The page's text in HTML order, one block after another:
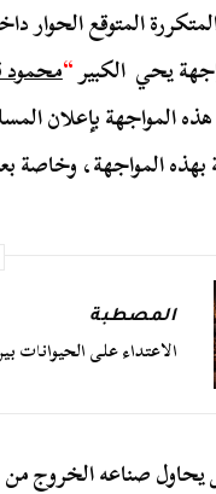
المتوقع الحوار
يحي الكبير“محمود
المواجهة بإعلان
بهذه المواجهة،
المصطبة
الاعتداء على الحيوانات
صناعه الخروج من